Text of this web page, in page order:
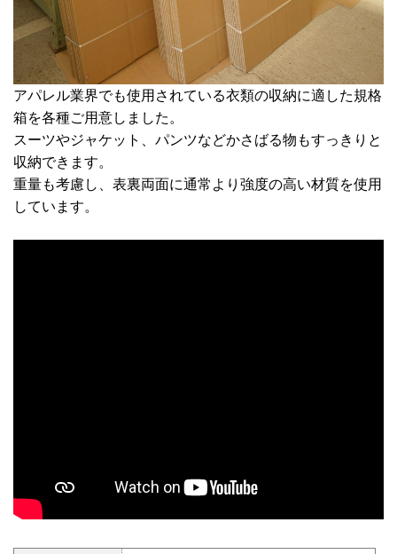
アパレル業界でも使用されている衣類の収納に適した規格
箱を各種ご用意しました。
スーツやジャケット、パンツなどかさばる物もすっきりと
収納できます。
重量も考慮し、表裏両面に通常より強度の高い材質を使用
しています。